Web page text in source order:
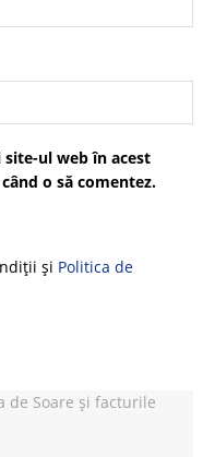
site-ul web în acest
o să comentez.
și Politica de